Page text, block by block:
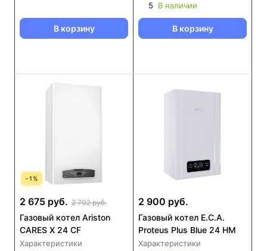
В корзину
5
В наличии
В корзину
-1%
2 675 руб. 2 702 руб.
Газовый котел Ariston
CARES X 24 CF
Характеристики
2 900 руб.
Газовый котел E.C.A.
Proteus Plus Blue 24 HM
Характеристики